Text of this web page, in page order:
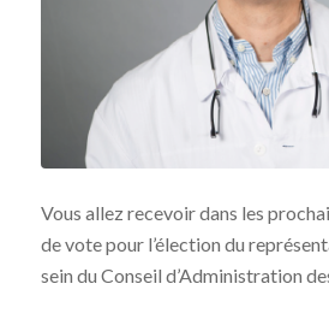
Vous allez recevoir dans les
de vote pour l’élection du
sein du Conseil d’Administration